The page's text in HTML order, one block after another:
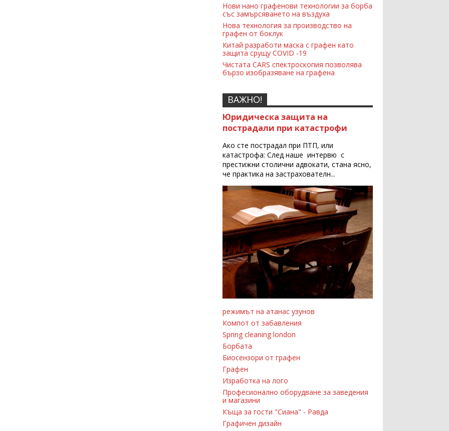
Нови нано графенови технологии за борба
със замърсяването на въздуха
Нова технология за производство на
графен от боклук
Китай разработи маска с графен като
защита срущу COVID -19
Чистата CARS спектроскопия позволява
бързо изобразяване на графена
ВАЖНО!
Юридическа защита на
пострадали при катастрофи
Ако сте пострадал при ПТП, или
катастрофа: След наше интервю с
престижни столични адвокати, стана ясно,
че практика на застрахователн...
режимът на атанас узунов
Компот от забавления
Spring cleaning london
Борбата
Биосензори от графен
Графен
Изработка на лого
Професионално оборудване за заведения
и магазини
Къща за гости "Сиана" - Равда
Графичен дизайн